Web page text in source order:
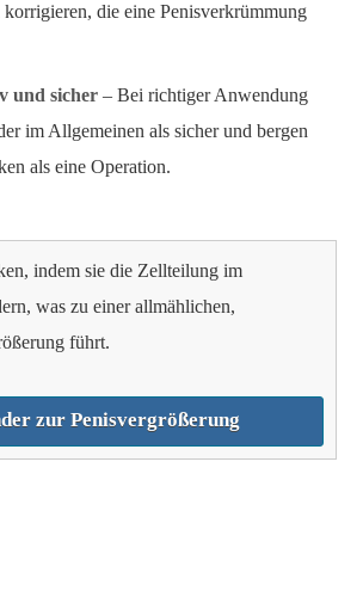
die eine Penisverkrümmung
und sicher – Bei richtiger Anwendung
im Allgemeinen als sicher und bergen
als eine Operation.
indem sie die Zellteilung im
was zu einer allmählichen,
führt.
zur Penisvergrößerung